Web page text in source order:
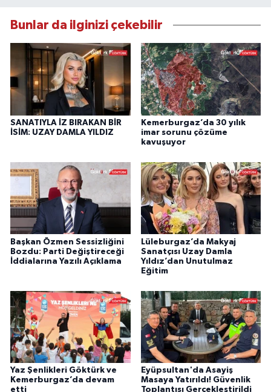
Bunlar da ilginizi çekebilir
SANATIYLA İZ BIRAKAN BİR
İSİM: UZAY DAMLA YILDIZ
Kemerburgaz’da 30 yılık
imar sorunu çözüme
kavuşuyor
Başkan Özmen Sessizliğini
Bozdu: Parti Değiştireceği
İddialarına Yazılı Açıklama
Lüleburgaz’da Makyaj
Sanatçısı Uzay Damla
Yıldız’dan Unutulmaz
Eğitim
Yaz Şenlikleri Göktürk ve
Kemerburgaz’da devam
etti
Eyüpsultan'da Asayiş
Masaya Yatırıldı! Güvenlik
Toplantısı Gerçekleştirildi